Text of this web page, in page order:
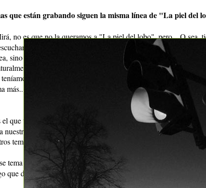
que están grabando siguen la misma línea de "La piel del
no es que no la queramos a "La piel del lobo", pero... O sea,
en la radio... Nos gusta más tocar los otros temas. No es
sino que "La piel del lobo" fue el primer tema que hicimos, con
como los otros que fueron saliendo con tiempo. Éste
que hacer un tema e hicimos ese... ¿Cómo te puedo
más... Es el estribillo más... No sé, vos vas a saber cómo
el que tiene más gancho. Como fue el primero que salió y más o
nuestros amigos les gustaba, decidimos grabarlo. Los otros
temas fueron madurando más que éste.
tema fue una etapa, los temas de hoy en día salen distintos.
que decir tres temas, "La piel del lobo" no te la nombro.